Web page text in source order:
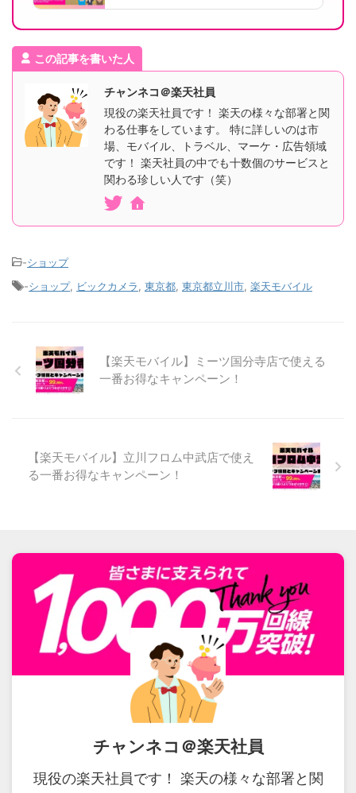
この記事を書いた人
チャンネコ＠楽天社員
現役の楽天社員です！ 楽天の様々な部署と関
わる仕事をしています。 特に詳しいのは市
場、モバイル、トラベル、マーケ・広告領域
です！ 楽天社員の中でも十数個のサービスと
関わる珍しい人です（笑）
-ショップ
-ショップ, ビックカメラ 東京都 東京都立川市 楽天モバイル
【楽天モバイル】ミーツ国分寺店で使える
一番お得なキャンペーン！
【楽天モバイル】立川フロム中武店で使え
る一番お得なキャンペーン！
チャンネコ＠楽天社員
現役の楽天社員です！ 楽天の様々な部署と関